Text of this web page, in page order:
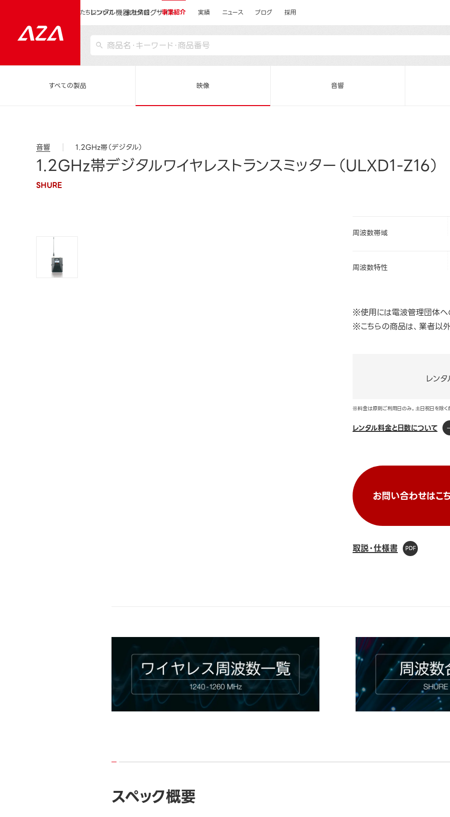
レンタル機器カタログサイト
私たちについて 会社情報 事業紹介 実績 ニュース ブログ 採用
すべての製品 映像 音響
音響 1.2GHz帯（デジタル）
1.2GHz帯デジタルワイヤレストランスミッター（ULXD1-Z16）
SHURE
周波数帯域
周波数特性
※使用には電波管理団体へ
※こちらの商品は、業者以
レン
※料金は原則ご利用日のみ。土日祝日を除
レンタル料金と日数について
お問い合わせはこ
取説・仕様書
スペック概要